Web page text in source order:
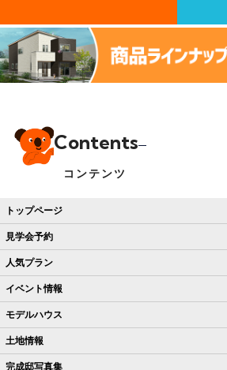
Contents
コンテンツ
トップページ
見学会予約
人気プラン
イベント情報
モデルハウス
土地情報
完成邸写真集